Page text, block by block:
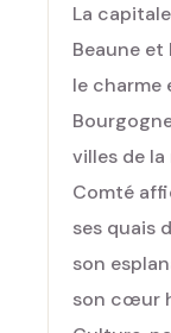
La
Beaune
le charme
villes de
Comté
ses quais
son
son cœur